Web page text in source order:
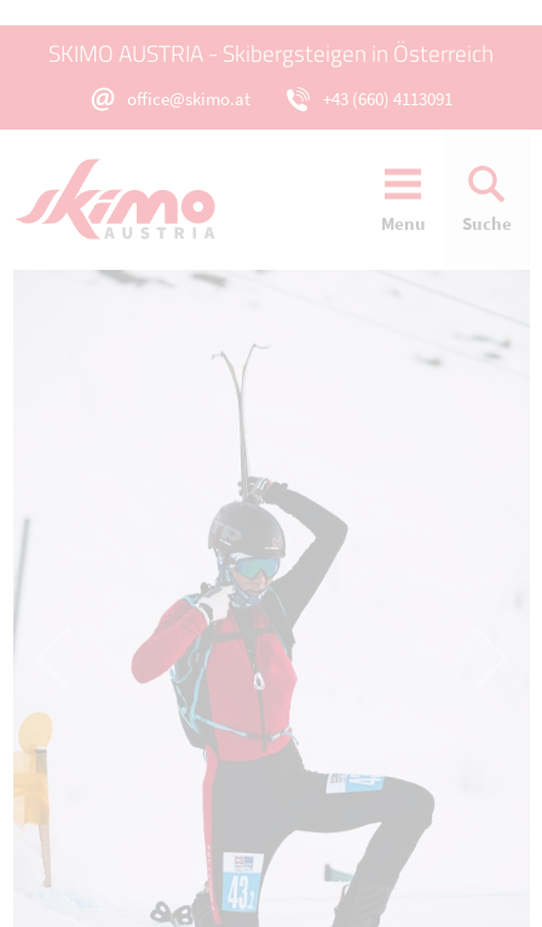
SKIMO AUSTRIA - Skibergsteigen in Österreich
office@skimo.at +43 (660) 4113091
Menu Suche